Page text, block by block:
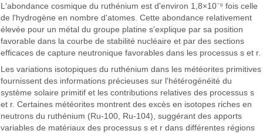
L'abondance cosmique du ruthénium est d'environ 1,8×10⁻⁹ fois celle
de l'hydrogène en nombre d'atomes. Cette abondance relativement
élevée pour un métal du groupe platine s'explique par sa position
favorable dans la courbe de stabilité nucléaire et par des sections
efficaces de capture neutronique favorables dans les processus s et r.
Les variations isotopiques du ruthénium dans les météorites primitives
fournissent des informations précieuses sur l'hétérogénéité du
système solaire primitif et les contributions relatives des processus s
et r. Certaines météorites montrent des excès en isotopes riches en
neutrons du ruthénium (Ru-100, Ru-104), suggérant des apports
variables de matériaux des processus s et r dans différentes régions